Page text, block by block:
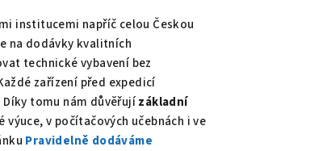
institucemi napříč celou Českou
na dodávky kvalitních
technické vybavení bez
zařízení před expedicí
tomu nám důvěřujízákladní
v počítačových učebnách i ve
Pravidelně dodáváme